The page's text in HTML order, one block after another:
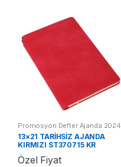
Promosyon Defter Ajanda 2024
Promosyon 2024 Ajandalar
13×21 TARİHSİZ AJANDA
KIRMIZI ST370715 KR
Özel Fiyat